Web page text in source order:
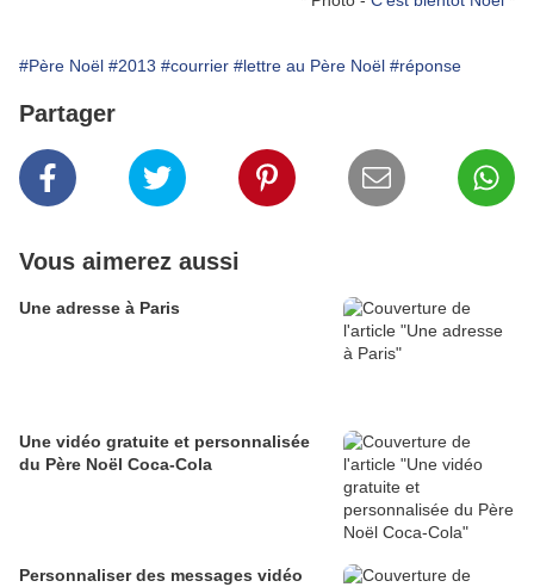
#Père Noël #2013 #courrier #lettre au Père Noël #réponse
Partager
Vous aimerez aussi
Une adresse à Paris
Une vidéo gratuite et personnalisée
du Père Noël Coca-Cola
Personnaliser des messages vidéo